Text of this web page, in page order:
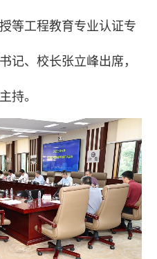
等工程教育专业认证专
记、校长张立峰出席，
持。